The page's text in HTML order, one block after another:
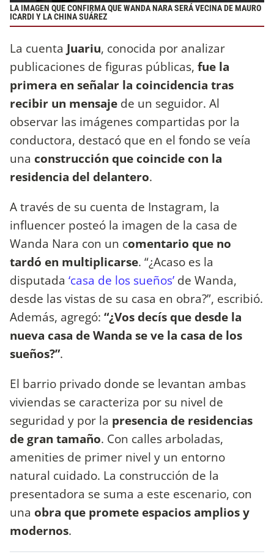
LA IMAGEN QUE CONFIRMA QUE WANDA NARA SERÁ VECINA DE MAURO
ICARDI Y LA CHINA SUÁREZ
La cuenta Juariu, conocida por analizar
publicaciones de figuras públicas, fue la
primera en señalar la coincidencia tras
recibir un mensaje de un seguidor. Al
observar las imágenes compartidas por la
conductora, destacó que en el fondo se veía
una construcción que coincide con la
residencia del delantero.
A través de su cuenta de Instagram, la
influencer posteó la imagen de la casa de
Wanda Nara con un comentario que no
tardó en multiplicarse. “¿Acaso es la
disputada ‘casa de los sueños’ de Wanda,
desde las vistas de su casa en obra?”, escribió.
Además, agregó: “¿Vos decís que desde la
nueva casa de Wanda se ve la casa de los
sueños?”.
El barrio privado donde se levantan ambas
viviendas se caracteriza por su nivel de
seguridad y por la presencia de residencias
de gran tamaño. Con calles arboladas,
amenities de primer nivel y un entorno
natural cuidado. La construcción de la
presentadora se suma a este escenario, con
una obra que promete espacios amplios y
modernos.